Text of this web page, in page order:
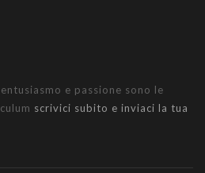
e passione sono le
scrivici subito e inviaci la tua